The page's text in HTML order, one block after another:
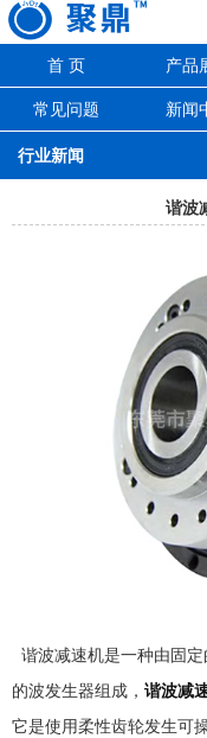
首 页 产品
常见问题 新闻
行业新闻
谐波
谐波减速机是一种由固
的波发生器组成， 谐波减
它是使用柔性齿轮发生可